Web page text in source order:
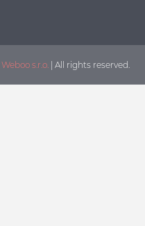
Weboo s.r.o. | All rights reserved.